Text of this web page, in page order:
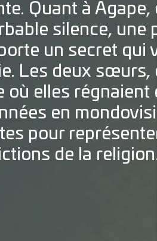
Quant à
silence, une
un secret qui
Les deux
où elles
en
pour
de la